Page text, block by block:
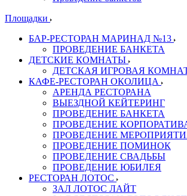
Площадки
БАР-РЕСТОРАН МАРИНАД №13
ПРОВЕДЕНИЕ БАНКЕТА
ДЕТСКИЕ КОМНАТЫ
ДЕТСКАЯ ИГРОВАЯ
КАФЕ-РЕСТОРАН ОКОЛИЦА
АРЕНДА РЕСТОРАНА
ВЫЕЗДНОЙ КЕЙТЕРИНГ
ПРОВЕДЕНИЕ БАНКЕТА
ПРОВЕДЕНИЕ
ПРОВЕДЕНИЕ
ПРОВЕДЕНИЕ ПОМИНОК
ПРОВЕДЕНИЕ СВАДЬБЫ
ПРОВЕДЕНИЕ ЮБИЛЕЯ
РЕСТОРАН ЛОТОС
ЗАЛ ЛОТОС ЛАЙТ